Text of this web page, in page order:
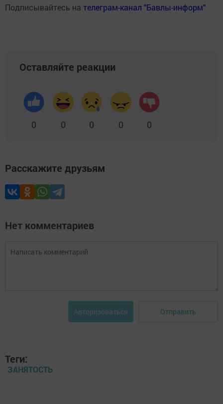
Подписывайтесь на телеграм-канал "Бавлы-информ"
Оставляйте реакции
0 0 0 0 0
Расскажите друзьям
Нет комментариев
Авторизоваться Отправить
Теги:
ЗАНЯТОСТЬ